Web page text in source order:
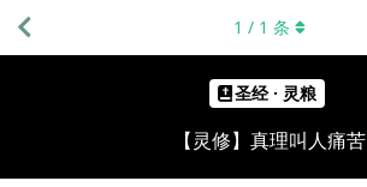
圣经 · 灵粮
【灵修】真理叫人痛苦
1 / 1 条